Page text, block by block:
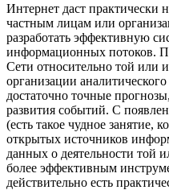
Интернет даст практически
частным лицам или
разработать эффективную
информационных потоков.
Сети относительно той или
организации
достаточно точные
развития событий. С
(есть такое чудное занятие,
открытых источников
данных о деятельности той
более эффективным
действительно есть